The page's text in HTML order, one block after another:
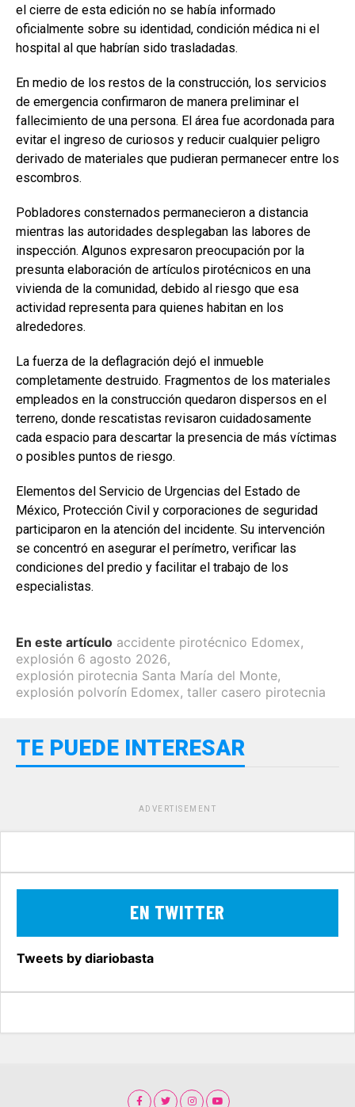
el cierre de esta edición no se había informado
oficialmente sobre su identidad, condición médica ni el
hospital al que habrían sido trasladadas.
En medio de los restos de la construcción, los servicios
de emergencia confirmaron de manera preliminar el
fallecimiento de una persona. El área fue acordonada para
evitar el ingreso de curiosos y reducir cualquier peligro
derivado de materiales que pudieran permanecer entre los
escombros.
Pobladores consternados permanecieron a distancia
mientras las autoridades desplegaban las labores de
inspección. Algunos expresaron preocupación por la
presunta elaboración de artículos pirotécnicos en una
vivienda de la comunidad, debido al riesgo que esa
actividad representa para quienes habitan en los
alrededores.
La fuerza de la deflagración dejó el inmueble
completamente destruido. Fragmentos de los materiales
empleados en la construcción quedaron dispersos en el
terreno, donde rescatistas revisaron cuidadosamente
cada espacio para descartar la presencia de más víctimas
o posibles puntos de riesgo.
Elementos del Servicio de Urgencias del Estado de
México, Protección Civil y corporaciones de seguridad
participaron en la atención del incidente. Su intervención
se concentró en asegurar el perímetro, verificar las
condiciones del predio y facilitar el trabajo de los
especialistas.
En este artículo accidente pirotécnico Edomex,
explosión 6 agosto 2026,
explosión pirotecnia Santa María del Monte,
explosión polvorín Edomex, taller casero pirotecnia
TE PUEDE INTERESAR
ADVERTISEMENT
EN TWITTER
Tweets by diariobasta